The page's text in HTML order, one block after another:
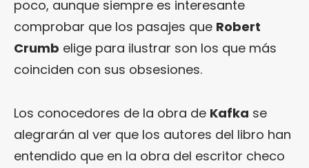
poco, aunque siempre es interesante
comprobar que los pasajes que Robert
Crumb elige para ilustrar son los que más
coinciden con sus obsesiones.
Los conocedores de la obra de Kafka se
alegrarán al ver que los autores del libro han
entendido que en la obra del escritor checo